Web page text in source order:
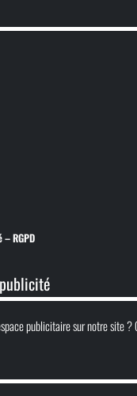
RGPD
publicitaire sur notre site ?